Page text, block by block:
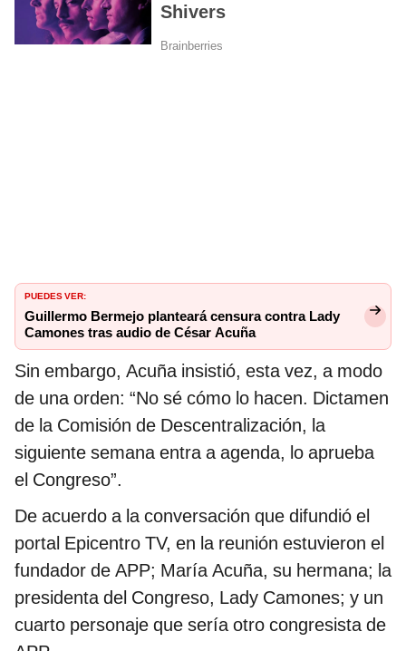
PUEDES VER:
Guillermo Bermejo planteará censura contra Lady
Camones tras audio de César Acuña
Sin embargo, Acuña insistió, esta vez, a modo
de una orden: “No sé cómo lo hacen. Dictamen
de la Comisión de Descentralización, la
siguiente semana entra a agenda, lo aprueba
el Congreso”.
De acuerdo a la conversación que difundió el
portal Epicentro TV, en la reunión estuvieron el
fundador de APP; María Acuña, su hermana; la
presidenta del Congreso, Lady Camones; y un
cuarto personaje que sería otro congresista de